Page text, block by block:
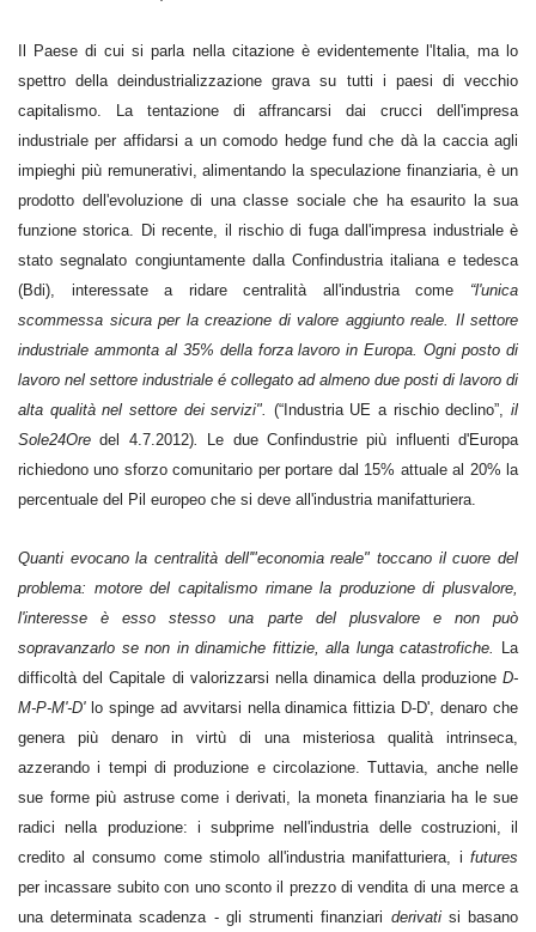
Il Paese di cui si parla nella citazione è evidentemente l'Italia, ma
lo
spettro della deindustrializzazione grava su tutti i paesi di vecchio
capitalismo. La tentazione di affrancarsi dai crucci dell'impresa
industriale per affidarsi a un comodo hedge fund che dà la caccia agli
impieghi più remunerativi, alimentando la speculazione finanziaria, è un
prodotto dell'evoluzione di una classe sociale che ha esaurito la sua
funzione storica. Di recente, il rischio di fuga dall'impresa industriale è
stato segnalato congiuntamente dalla Confindustria italiana e tedesca
(Bdi), interessate a ridare centralità all'industria come
“l'unica
scommessa sicura per la creazione di valore aggiunto reale. Il settore
industriale ammonta al 35% della forza lavoro in Europa. Ogni posto di
lavoro nel settore industriale é collegato ad almeno due posti di lavoro di
alta qualità nel settore dei servizi". (“Industria UE a rischio declino”,il
Sole24Ore del 4.7.2012).
Le due Confindustrie più influenti d'Europa
richiedono uno sforzo comunitario per portare dal 15% attuale al 20% la
percentuale del Pil europeo che si deve all'industria manifatturiera.
Quanti evocano la centralità dell'"economia reale" toccano il cuore del
problema: motore del capitalismo rimane la produzione di plusvalore,
l'interesse è esso stesso una parte del plusvalore e non può
sopravanzarlo se non in dinamiche fittizie, alla lunga catastrofiche.
La
difficoltà del Capitale di valorizzarsi nella dinamica della produzione D-
M-P-M'-D' lo spinge ad avvitarsi nella dinamica fittizia D-D', denaro che
genera più denaro in virtù di una misteriosa qualità intrinseca,
azzerando i tempi di produzione e circolazione. Tuttavia, anche nelle
sue forme più astruse come i derivati, la moneta finanziaria ha le sue
radici nella produzione: i subprime nell'industria delle costruzioni, il
credito al consumo come stimolo all'industria manifatturiera, i futures
per incassare subito con uno sconto il prezzo di vendita di una merce a
una determinata scadenza - gli strumenti finanziari derivati si basano